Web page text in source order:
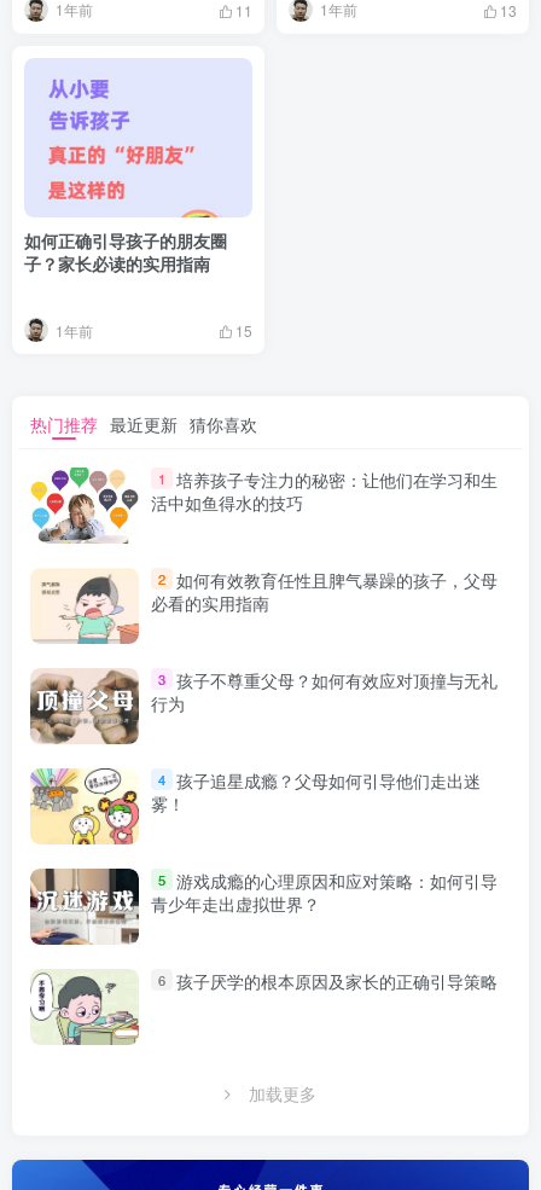
1年前 11 1年前 13
如何正确引导孩子的朋友圈
子？家长必读的实用指南
1年前 15
热门推荐 最近更新 猜你喜欢
1
培养孩子专注力的秘密：让他们在学习和生
活中如鱼得水的技巧
2 如何有效教育任性且脾气暴躁的孩子，父母
必看的实用指南
3 孩子不尊重父母？如何有效应对顶撞与无礼
行为
4 孩子追星成瘾？父母如何引导他们走出迷
雾！
5 游戏成瘾的心理原因和应对策略：如何引导
青少年走出虚拟世界？
6 孩子厌学的根本原因及家长的正确引导策略
加载更多